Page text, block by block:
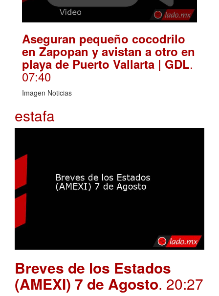
Aseguran pequeño cocodrilo
en Zapopan y avistan a otro en
playa de Puerto Vallarta | GDL.
07:40
Imagen Noticias
estafa
Breves de los Estados
(AMEXI) 7 de Agosto. 20:27